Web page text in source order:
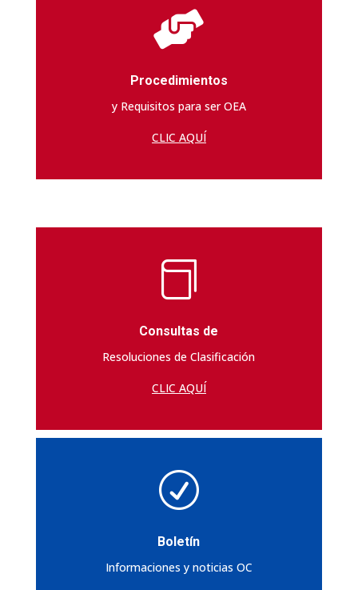

Procedimientos
y Requisitos para ser OEA
CLIC AQUÍ

Consultas de
Resoluciones de Clasificación
CLIC AQUÍ
R
Boletín
Informaciones y noticias OC